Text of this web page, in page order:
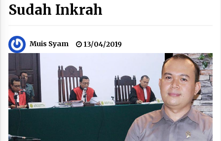
Sudah Inkrah
Muis Syam 13/04/2019